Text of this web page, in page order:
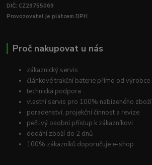
DIČ: CZ29755069
Provozovatel je plátcem DPH
Proč nakupovat u nás
zákaznický servis
článkové trakční baterie přímo od výrobce
technická podpora
vlastní servis pro 100% nabízeného zboží
poradenství, projekční činnost a revize
pečlivý osobní přístup k zákazníkovi
dodání zboží do 2 dnů
100% zákazníků doporučuje e-shop